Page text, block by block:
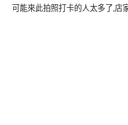
可能來此拍照打卡的人太多了,店